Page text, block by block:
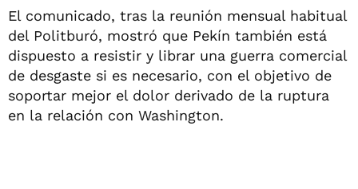
El comunicado, tras la reunión mensual habitual
del Politburó, mostró que Pekín también está
dispuesto a resistir y librar una guerra comercial
de desgaste si es necesario, con el objetivo de
soportar mejor el dolor derivado de la ruptura
en la relación con Washington.